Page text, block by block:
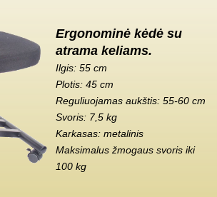
Ergonominė kėdė su
atrama keliams.
Ilgis: 55 cm
Plotis: 45 cm
Reguliuojamas aukštis: 55-60 cm
Svoris: 7,5 kg
Karkasas: metalinis
Maksimalus žmogaus svoris iki
100 kg